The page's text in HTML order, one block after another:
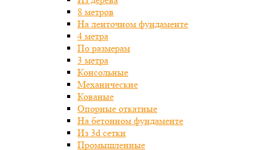
8 метров
На ленточном фундаменте
4 метра
По размерам
3 метра
Консольные
Механические
Кованые
Опорные откатные
На бетонном фундаменте
Из 3d сетки
Промышленные